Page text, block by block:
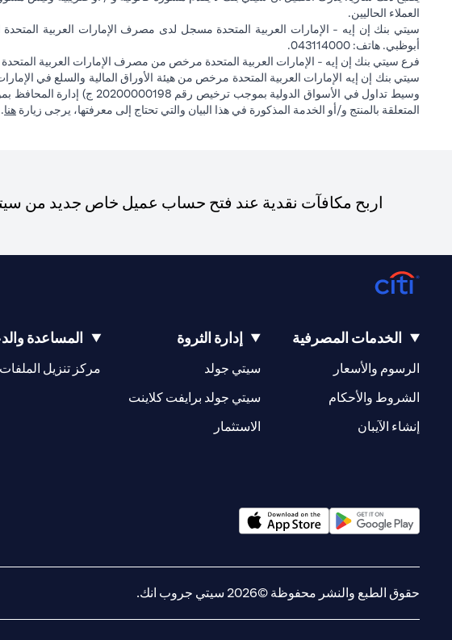
العملاء الحاليين.
أبوظبي. هاتف: 043114000.
فرع سيتي بنك إن إيه - الإمارات العربية المتحدة مرخص من مصرف الإمارات العربية
المتعلقة بالمنتج و/أو الخدمة المذكورة في هذا البيان والتي تحتاج إلى معرفتها، يرجى زيارة هنا.
اربح مكافآت نقدية عند فتح حساب عميل خاص جديد من
الخدمات المصرفية
الرسوم والأسعار
الشروط والأحكام
إنشاء الآيبان
إدارة الثروة
سيتي جولد
سيتي جولد برايفت كلاينت
الاستثمار
المساعدة
مركز تنزيل الملفات
حقوق الطبع والنشر محفوظة ©2026 سيتي جروب انك.